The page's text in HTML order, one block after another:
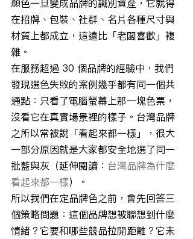
顏色一旦變成品牌的識別資產，它就得
在招牌、包裝、社群、名片各種尺寸與
材質上都成立，這遠比「老闆喜歡」複
雜。
在服務超過 30 個品牌的經驗中，我們
發現選色失敗的案例幾乎都有同一個共
通點：只看了電腦螢幕上那一塊色票，
沒看它在真實場景裡的樣子。台灣品牌
之所以常被說「看起來都一樣」，很大
一部分原因就是大家都安全地選了同一
批藍與灰（延伸閱讀： 台灣品牌為什麼
看起來都一樣）。
所以我們在定品牌色之前，會先回答三
個策略問題：這個品牌想被聯想到什麼
情緒？它要和哪些競品拉開距離？它未